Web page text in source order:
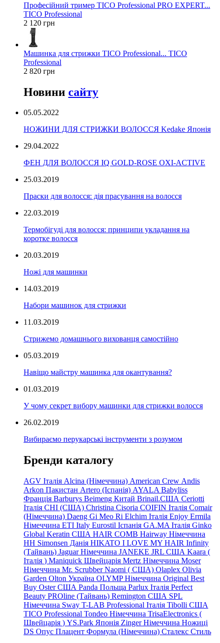
Професійний тример TICO Professional PRO EXPERT...
TICO Professional
2 120 грн
Машинка для стрижки TICO Professional... TICO
Professional
2 820 грн
Новини сайту
05.05.2022
НОЖИНИ ДЛЯ СТРИЖКИ ВОЛОССЯ Kedake Японія
29.04.2022
ФЕН ДЛЯ ВОЛОССЯ IQ GOLD-ROSE OXI-ACTIVE
25.03.2019
Праски для волосся: дія прасування на волосся
22.03.2019
Термобігуді для волосся: принципи укладання на
коротке волосся
20.03.2019
Ножі для машинки
14.03.2019
Набори машинок для стрижки
11.03.2019
Стрижемо домашнього вихованця самостійно
05.03.2019
Навіщо майстру машинка для окантування?
01.03.2019
У чому секрет вибору машинки для стрижки волосся
26.02.2019
Вибираємо перукарські інструменти з розумом
Бренди каталогу
AGV Італія Alcina (Німеччина) American Crew Andis
Arkon Пакистан Artero (Іспанія) AYALA Babyliss
Франція Barburys Beimeng Китай Brinail.США Ceriotti
Італія CHI (США) Christina Cisoria COIFIN Італія Comair
(Німеччина) Daeng Gi Meo Ri Elchim Італія Enjoy Ermila
Німеччина ETI Italy Eurostil Іспанія GA.MA Італія Ginko
Global Keratin США HAIR COMB Hairway Німеччина
HH Simonsen Данія HIKATO I LOVE MY HAIR Infinity
(Тайвань) Jaguar Німеччина JANEKE JRL США Kaara (
Італія ) Maniquick Швейцарія Mertz Німеччина Moser
Німеччина Mr. Scrubber Naomi ( США) Olaplex Olivia
Garden Olton Україна OLYMP Німеччина Original Best
Buy Oster США Panda Польща Parlux Італія Perfect
Beauty PROline (Тайвань) Remington США SPL
Німеччина Sway T-LAB Professional Італія Tibolli США
TICO Professional Tondeo Німеччина TrisaElectronics (
Швейцарія ) YS.Park Японія Zinger Німеччина Ножиці
DS Опус Плацент Формула (Німеччина) Сталекс Стиль